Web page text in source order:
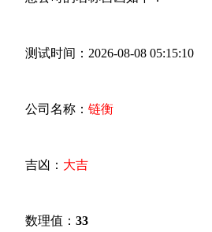
测试时间：2026-08-08 05:15:10
公司名称： 链衡
吉凶： 大吉
数理值： 33